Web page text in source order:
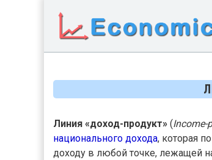
Линия «доход-продукт» (Income-
национального дохода, которая
доходу в любой точке, лежащей